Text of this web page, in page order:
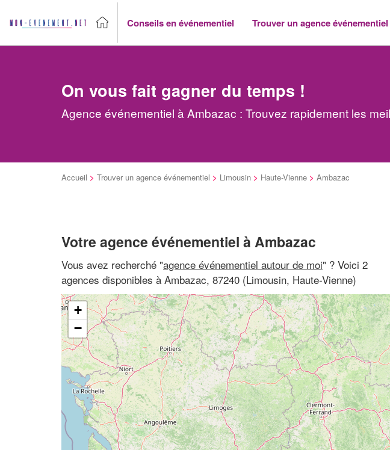
Conseils en événementiel Trouver un agence événementiel
On vous fait gagner du temps !
Agence événementiel à Ambazac : Trouvez rapidement les
Accueil > Trouver un agence événementiel > Limousin > Haute-Vienne > Ambazac
Votre agence événementiel à Ambazac
Vous avez recherché "agence événementiel autour de moi" ? Voici 2
agences disponibles à Ambazac, 87240 (Limousin, Haute-Vienne)
+
−